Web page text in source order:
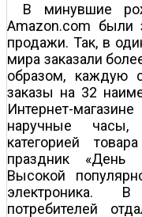
В минувшие
Amazon.com были
продажи. Так, в
мира заказали
образом, каждую
заказы на 32
Интернет-
наручные часы,
категорией
праздник «День
Высокой
электроника. В
потребителей